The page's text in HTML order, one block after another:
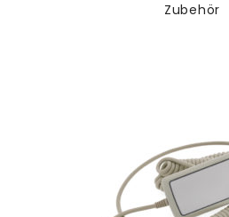
Zubehör